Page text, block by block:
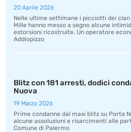
20 Aprile 2026
Nelle ultime settimane i picciotti dei clan
Mille hanno messo a segno alcune
estorsioni ricostruite. Un operatore
Addiopizzo
Blitz con 181 arresti, dodici
Nuova
19 Marzo 2026
Prime condanne dal maxi blitz su Porta
alcune assoluzioni e risarcimenti alle
Comune di Palermo